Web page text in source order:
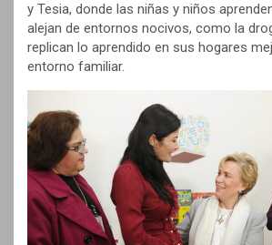
y Tesia, donde las niñas y niños
alejan de entornos nocivos, como la
replican lo aprendido en sus hogares
entorno familiar.